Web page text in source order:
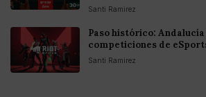
Santi Ramirez
Paso histórico:
competiciones de
Santi Ramirez